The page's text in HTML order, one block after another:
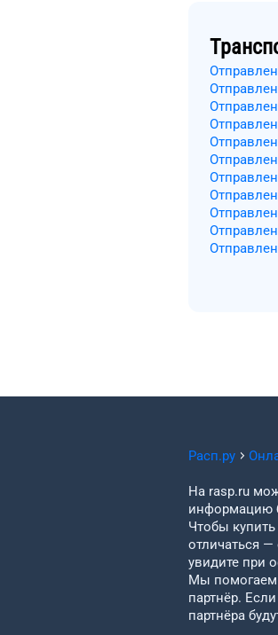
Расп.ру
На rasp.ru
информацию
Чтобы
отличаться
увидите при
Мы помогаем
партнёр.
партнёра